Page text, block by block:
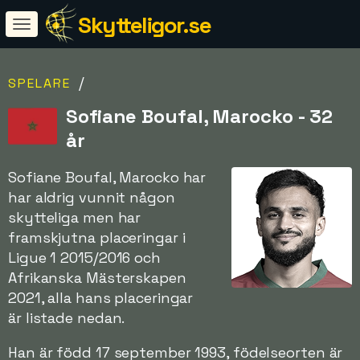
Skytteligor.se
SPELARE /
Sofiane Boufal, Marocko - 32
år
Sofiane Boufal, Marocko har
har aldrig vunnit någon
skytteliga men har
framskjutna placeringar i
Ligue 1 2015/2016 och
Afrikanska Mästerskapen
2021, alla hans placeringar
är listade nedan.
Han är född 17 september 1993, födelseorten är